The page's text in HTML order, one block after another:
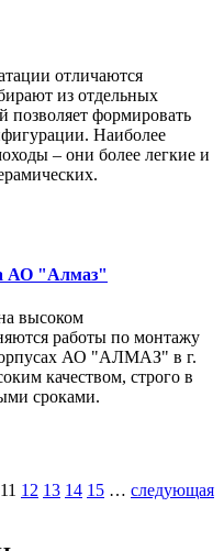
отличаются
из отдельных
позволяет формировать
Наиболее
– они более легкие и
АО "Алмаз"
высоком
работы по монтажу
АО "АЛМАЗ" в г.
качеством, строго в
сроками.
11 12 13 14 15 … следующая